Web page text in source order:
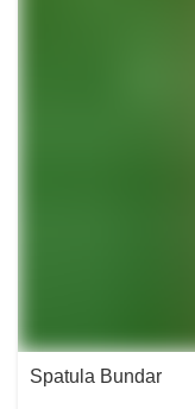
Spatula Bundar